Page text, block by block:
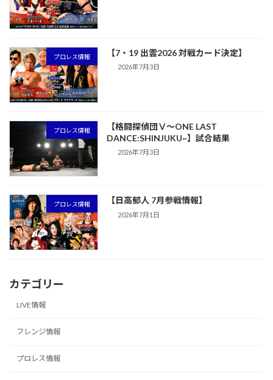
プロレス情報 【7・19 出雲2026 対戦カード決定】
2026年7月3日
プロレス情報
【格闘探偵団Ⅴ～ONE LAST
DANCE:SHINJUKU~】試合結果
2026年7月3日
プロレス情報 【日高郁人 7月参戦情報】
2026年7月1日
カテゴリー
LIVE情報
フレンジ情報
プロレス情報